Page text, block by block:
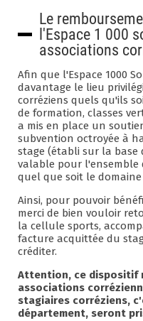
Le
l'Espace 1 000
associations
Afin que l'Espace 1000
davantage le lieu
corréziens quels qu'ils
de formation, classes
a mis en place un
subvention octroyée à
stage (établi sur la base
valable pour l'ensemble
quel que soit le
Ainsi, pour pouvoir
merci de bien vouloir
la cellule sports,
facture acquittée du
créditer.
Attention, ce dispositif
associations
stagiaires corréziens,
département, seront